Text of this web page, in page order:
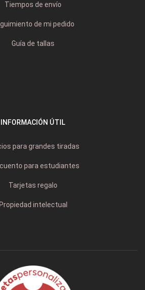
Tiempos de envío
de mi pedido
Guía de tallas
INFORMACIÓN ÚTIL
para grandes tiradas
para estudiantes
Tarjetas regalo
Propiedad intelectual